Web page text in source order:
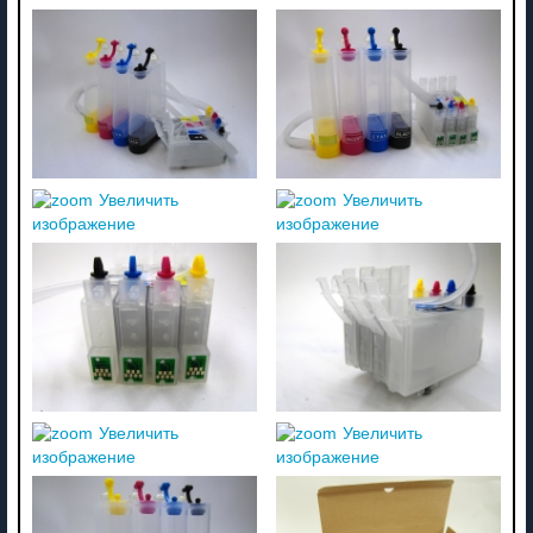
Увеличить
изображение
Увеличить
изображение
Увеличить
изображение
Увеличить
изображение